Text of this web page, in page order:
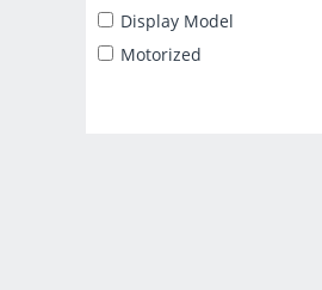
2025年5月
2025年6月
Display Model
Motorized